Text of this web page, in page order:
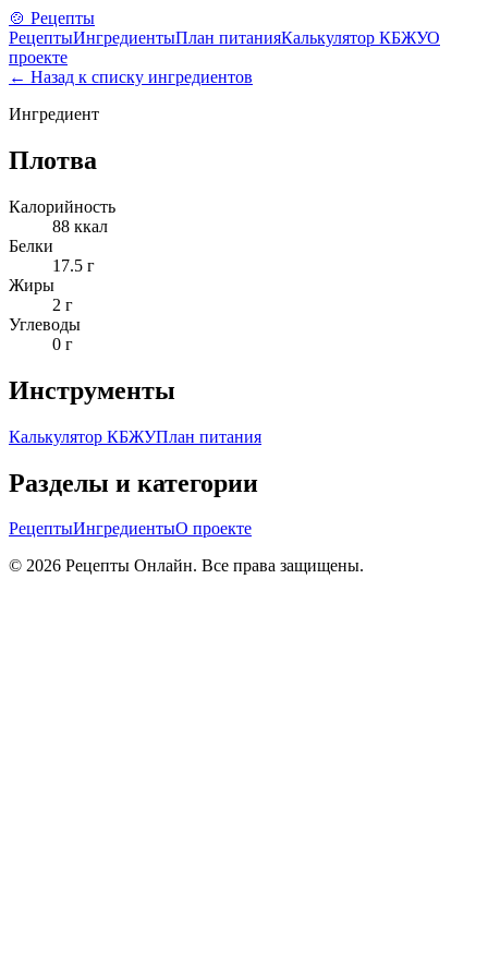
🍲 Рецепты
РецептыИнгредиентыПлан питанияКалькулятор КБЖУО
проекте
← Назад к списку ингредиентов
Ингредиент
Плотва
Калорийность
88 ккал
Белки
17.5 г
Жиры
2 г
Углеводы
0 г
Инструменты
Калькулятор КБЖУПлан питания
Разделы и категории
РецептыИнгредиентыО проекте
© 2026 Рецепты Онлайн. Все права защищены.